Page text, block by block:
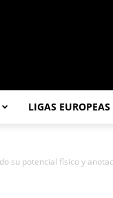
LIGAS EUROPEAS
su potencial físico y